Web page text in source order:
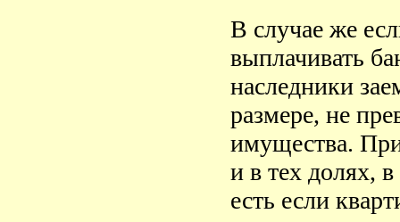
В случае же
выплачивать
наследники
размере, не
имущества.
и в тех долях,
есть если